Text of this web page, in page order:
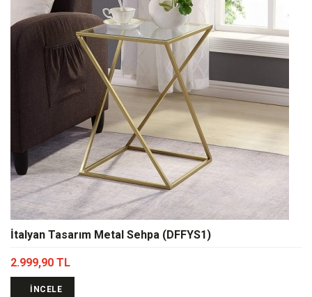
İtalyan Tasarım Metal Sehpa (DFFYS1)
2.999,90 TL
İNCELE